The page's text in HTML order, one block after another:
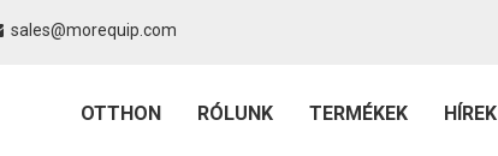
sales@morequip.com
OTTHON RÓLUNK TERMÉKEK HÍREK